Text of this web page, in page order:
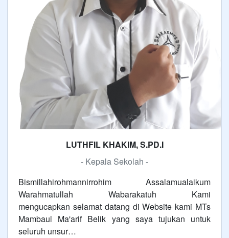
LUTHFIL KHAKIM, S.PD.I
- Kepala Sekolah -
Bismillahirohmannirrohim Assalamualaikum
Warahmatullah Wabarakatuh Kami
mengucapkan selamat datang di Website kami MTs
Mambaul Ma'arif Belik yang saya tujukan untuk
seluruh unsur…